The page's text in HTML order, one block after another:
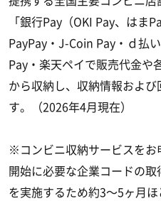
「銀行Pay（OKI Pay、はま
PayPay・J-Coin Pay・ｄ払
Pay・楽天ペイで販売代金や
から収納し、収納情報およ
す。（2026年4月現在）
※コンビニ収納サービスをお
開始に必要な企業コードの
を実施するため約3～5ヶ月